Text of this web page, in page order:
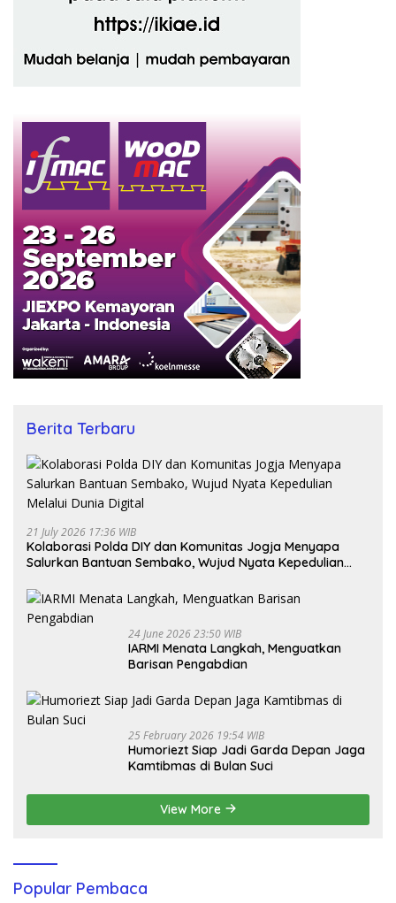
Berita Terbaru
21 July 2026 17:36 WIB
Kolaborasi Polda DIY dan Komunitas Jogja Menyapa
Salurkan Bantuan Sembako, Wujud Nyata Kepedulian
24 June 2026 23:50 WIB
IARMI Menata Langkah, Menguatkan
Barisan Pengabdian
25 February 2026 19:54 WIB
Humoriezt Siap Jadi Garda Depan Jaga
Kamtibmas di Bulan Suci
View More
Popular Pembaca